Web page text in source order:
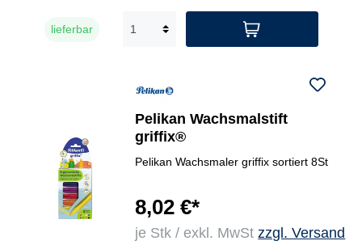
lieferbar
Pelikan Wachsmalstift
griffix®
Pelikan Wachsmaler griffix sortiert 8St
8,02 €*
je Stk / exkl. MwStzzgl. Versand